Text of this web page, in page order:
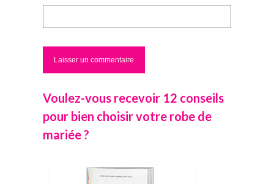
Voulez-vous recevoir 12 conseils
pour bien choisir votre robe de
mariée ?